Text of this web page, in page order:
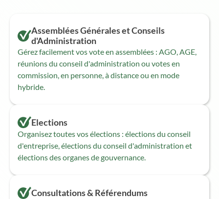
Assemblées Générales et Conseils
d'Administration
Gérez facilement vos vote en assemblées : AGO, AGE,
réunions du conseil d'administration ou votes en
commission, en personne, à distance ou en mode
hybride.
Elections
Organisez toutes vos élections : élections du conseil
d'entreprise, élections du conseil d'administration et
élections des organes de gouvernance.
Consultations & Référendums